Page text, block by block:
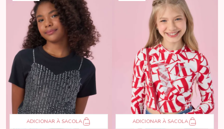
ADICIONAR À SACOLA ADICIONAR À SACOLA